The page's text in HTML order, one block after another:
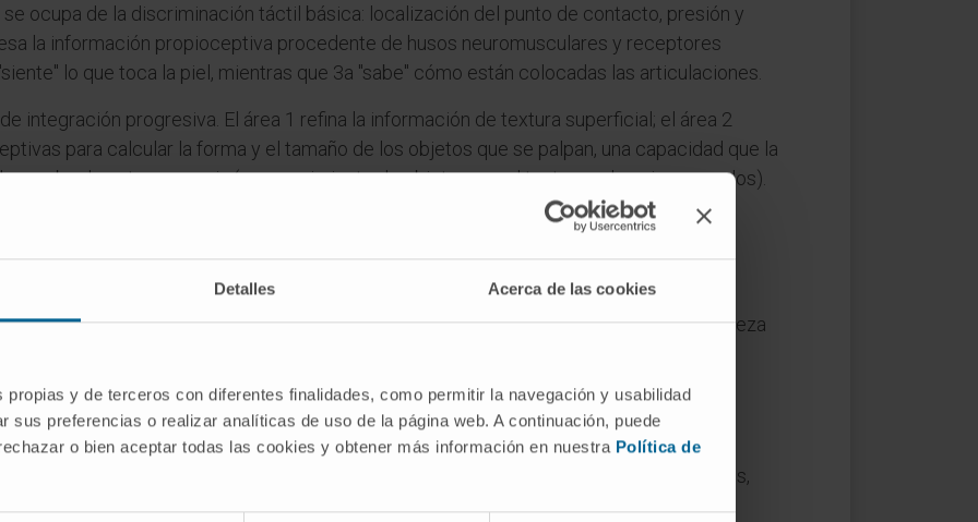
Detalles Acerca de las cookies
propias y de terceros con diferentes finalidades, como permitir la navegación y usabilidad
sus preferencias o realizar analíticas de uso de la página web. A continuación, puede
o bien aceptar todas las cookies y obtener más información en nuestra Política de
ocupa de la discriminación táctil básica: localización del punto de contacto, presión y
la información propioceptiva procedente de husos neuromusculares y receptores
lo que toca la piel, mientras que 3a "sabe" cómo están colocadas las articulaciones.
integración progresiva. El área 1 refina la información de textura superficial; el área 2
para calcular la forma y el tamaño de los objetos que se palpan, una capacidad que la
prueba de estereognosia (reconocimiento de objetos por el tacto con los ojos cerrados).
"área sensitiva"?
de sentire. En la nomenclatura neuroanatómica se emplea para nombrar la corteza
distinguiéndola de otras cortezas sensoriales (visual, auditiva) que procesan
que "áreas somestésicas"?
más técnica, formada por el griego σῶμα (sōma, "cuerpo") y αἴσθησις (aísthēsis,
la misma región cortical: las áreas 3, 1 y 2 de Brodmann en el giro poscentral. En la